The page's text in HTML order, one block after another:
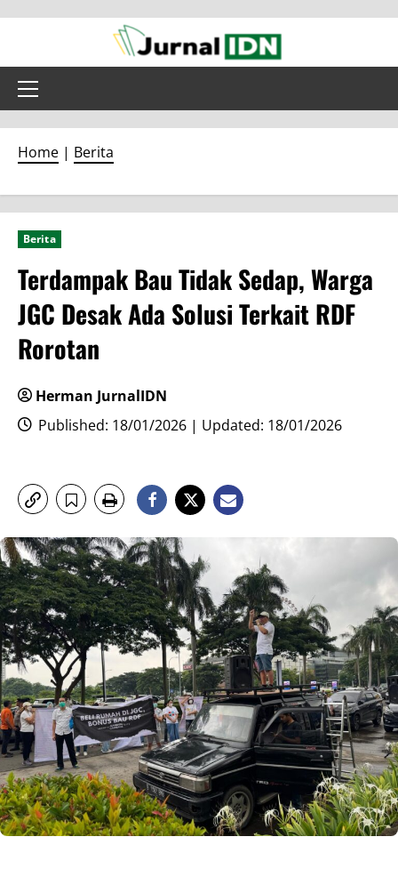
content
Primary
Home | Berita
Berita
Terdampak Bau Tidak Sedap, Warga
JGC Desak Ada Solusi Terkait RDF
Rorotan
Herman JurnalIDN
Published: 18/01/2026 | Updated: 18/01/2026